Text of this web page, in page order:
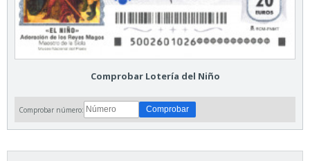
Comprobar Lotería del Niño
Comprobar número: